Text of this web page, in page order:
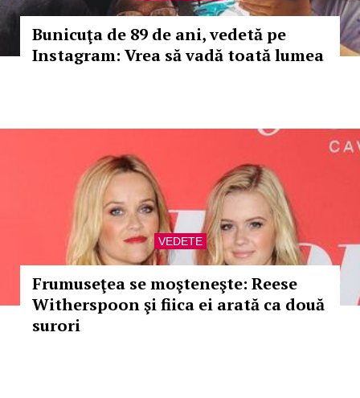
Bunicuţa de 89 de ani, vedetă pe
Instagram: Vrea să vadă toată lumea
VEDETE
Frumuseţea se moşteneşte: Reese
Witherspoon şi fiica ei arată ca două
surori